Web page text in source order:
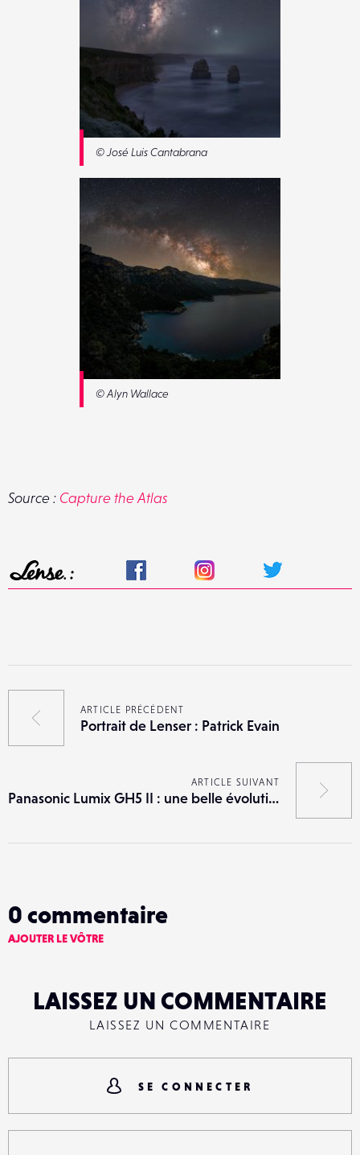
© José Luis Cantabrana
© Alyn Wallace
Source : Capture the Atlas
ARTICLE PRÉCÉDENT
Portrait de Lenser : Patrick Evain
ARTICLE SUIVANT
Panasonic Lumix GH5 II : une belle évolution avant l’arrivée du GH6
0 commentaire
AJOUTER LE VÔTRE
LAISSEZ UN COMMENTAIRE
LAISSEZ UN COMMENTAIRE
SE CONNECTER